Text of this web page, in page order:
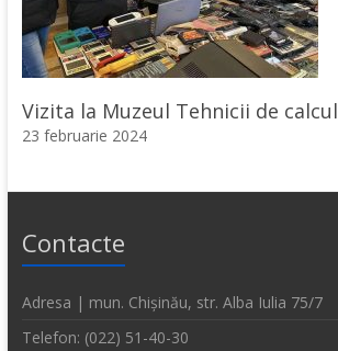
Vizita la Muzeul Tehnicii de calcul
23 februarie 2024
Contacte
Adresa | mun. Chișinău, str. Alba Iulia 75/7
Telefon: (022) 51-40-30